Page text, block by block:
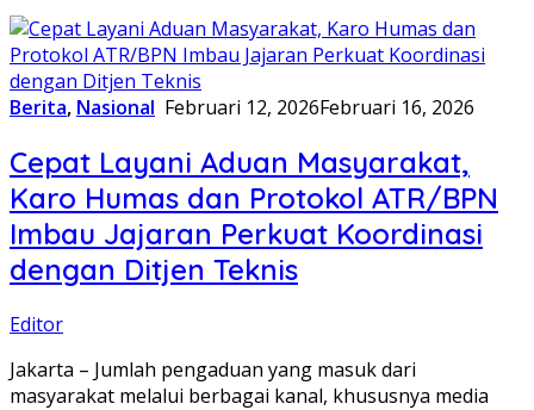
Berita, Nasional Februari 12, 2026Februari 16, 2026
Cepat Layani Aduan Masyarakat,
Karo Humas dan Protokol ATR/BPN
Imbau Jajaran Perkuat Koordinasi
dengan Ditjen Teknis
Editor
​Jakarta – Jumlah pengaduan yang masuk dari
masyarakat melalui berbagai kanal, khususnya media